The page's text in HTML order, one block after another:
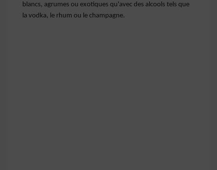
blancs, agrumes ou exotiques qu'avec des alcools tels que
la vodka, le rhum ou le champagne.